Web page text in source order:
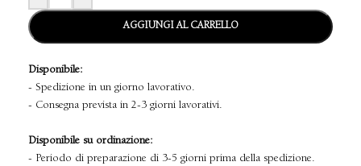
AGGIUNGI AL CARRELLO
Disponibile:
- Spedizione in un giorno lavorativo.
- Consegna prevista in 2-3 giorni lavorativi.
Disponibile su ordinazione:
- Periodo di preparazione di 3-5 giorni prima della spedizione.